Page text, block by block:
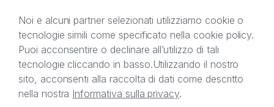
Il presente sito web è di proprietà di StreetLib S.r.l.
C.F. e P.IVA 05338720963. StreetLib S.r.l. è
titolare di tutti i diritti di proprietà intellettuale
afferenti ai marchi, loghi e segni distintivi presenti
sul sito web. Si invita l’utente a prendere visione
Noi e alcuni partner selezionati utilizziamo cookie o
tecnologie simili come specificato nella cookie policy.
Puoi acconsentire o declinare all’utilizzo di tali
tecnologie cliccando in basso.Utilizzando il nostro
sito, acconsenti alla raccolta di dati come descritto
nella nostra Informativa sulla privacy.